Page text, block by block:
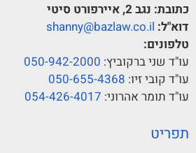
כתובת: נגב 2, איירפורט סיטי
דוא"ל: shanny@bazlaw.co.il
טלפונים:
עו"ד שני ברקוביץ: 050-942-2000
עו"ד קובי זיו: 050-655-4368
עו"ד תומר אהרוני: 054-426-4017
תפריט